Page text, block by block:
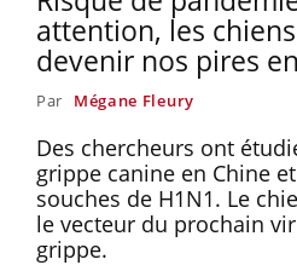
attention, les
devenir nos pires
Par Mégane Fleury
Des chercheurs ont
grippe canine en Chine
souches de H1N1. Le
le vecteur du prochain
grippe.